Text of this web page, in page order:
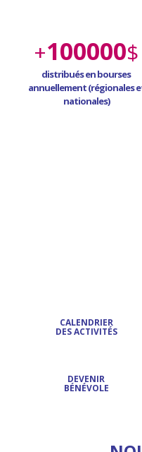
+100000$
distribués en bourses
annuellement (régionales
nationales)
CALENDRIER
DES ACTIVITÉS
DEVENIR
BÉNÉVOLE